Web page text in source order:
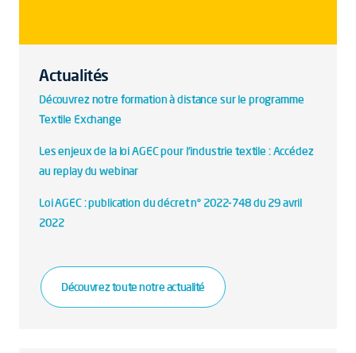
Actualités
Découvrez notre formation à distance sur le programme
Textile Exchange
Les enjeux de la loi AGEC pour l'industrie textile : Accédez
au replay du webinar
Loi AGEC : publication du décret n° 2022-748 du 29 avril
2022
Découvrez toute notre actualité